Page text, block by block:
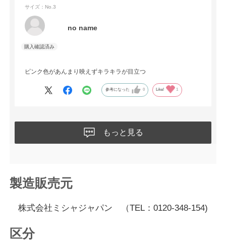
サイズ：No.3
no name
ピンク色があんまり映えずキラキラが目立つ
参考になった 0 Like! 1
もっと見る
製造販売元
株式会社ミシャジャパン （TEL：0120-348-154)
区分